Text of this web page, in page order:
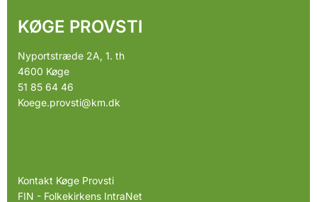
KØGE PROVSTI
Nyportstræde 2A, 1. th
4600 Køge
51 85 64 46
Koege.provsti@km.dk
Kontakt Køge Provsti
FIN - Folkekirkens IntraNet